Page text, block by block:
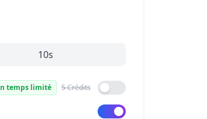
10s
temps limité 5 Crédits